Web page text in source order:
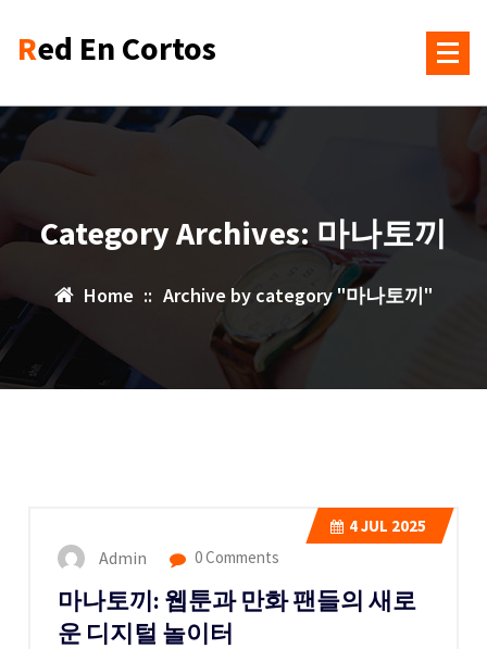
contentRed En Cortos
Category Archives: 마나토끼
Home :: Archive by category "마나토끼"
4JUL 2025
Admin 0 Comments
마나토끼: 웹툰과 만화 팬들의 새로
운 디지털 놀이터